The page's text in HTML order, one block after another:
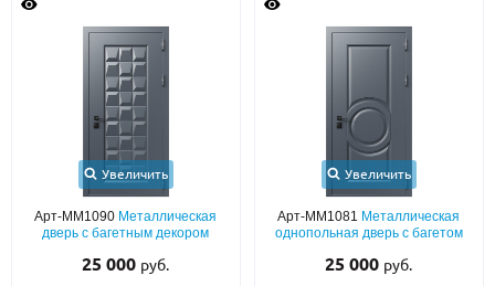
Увеличить
Арт-ММ1090 Металлическая
дверь с багетным декором
25 000 руб.
Увеличить
Арт-ММ1081 Металлическая
однопольная дверь с багетом
25 000 руб.